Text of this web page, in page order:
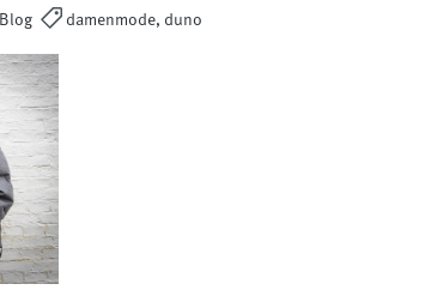
Blog damenmode, duno